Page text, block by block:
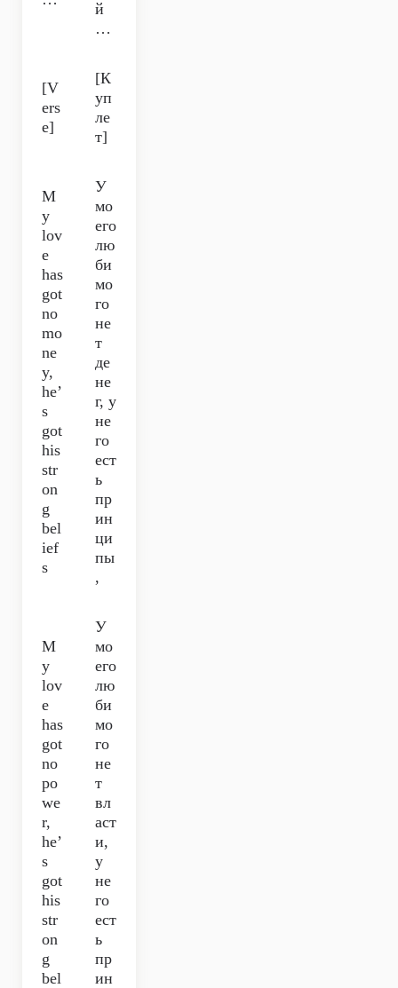
й
…
[V
ers
e]
[К
уп
ле
т]
M
y
lov
e
has
got
no
mo
ne
y,
he’
s
got
his
str
on
g
bel
ief
s
У
мо
его
лю
би
мо
го
не
т
де
не
г, у
не
го
ест
ь
пр
ин
ци
пы
,
M
y
lov
e
has
got
no
po
we
r,
he’
s
got
his
str
on
g
bel
У
мо
его
лю
би
мо
го
не
т
вл
аст
и,
у
не
го
ест
ь
пр
ин